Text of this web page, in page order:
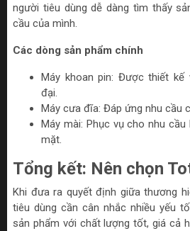
người tiêu dùng dễ dàng tìm thấy
cầu của mình.
Các dòng sản phẩm chính
Máy khoan pin: Được thiết kế
đại.
Máy cưa đĩa: Đáp ứng nhu cầu
Máy mài: Phục vụ cho nhu
mặt.
Tổng kết: Nên chọn
Khi đưa ra quyết định giữa thương
tiêu dùng cần cân nhắc nhiều yếu
sản phẩm với chất lượng tốt, giá cả